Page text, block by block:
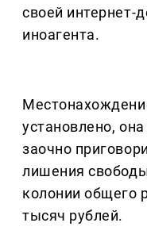
своей интернет-
иноагента.
установлено,
заочно
лишения
колонии общего
тысяч рублей.